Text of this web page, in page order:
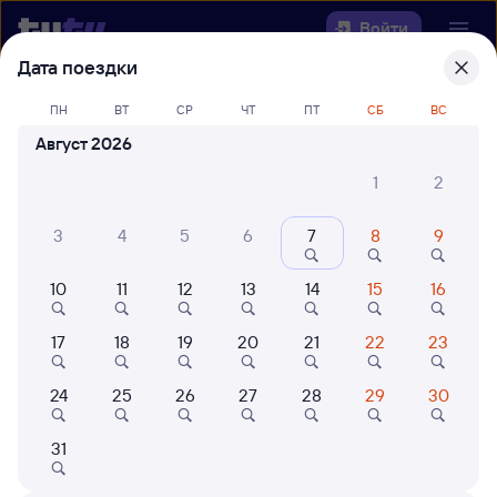
Войти
Выберите день, чтобы найтиж/д
билеты Кузнецк — Чулымская
42 млн путешествуют с
Когда
Кто едет
Дата поездки
ПН ВТ СР ЧТ ПТ СБ ВС
Август 2026
1
2
3 4 5 6 7 8 9
10 11 12 13 14 15 16
17 18 19 20 21 22 23
24 25 26 27 28 29 30
31